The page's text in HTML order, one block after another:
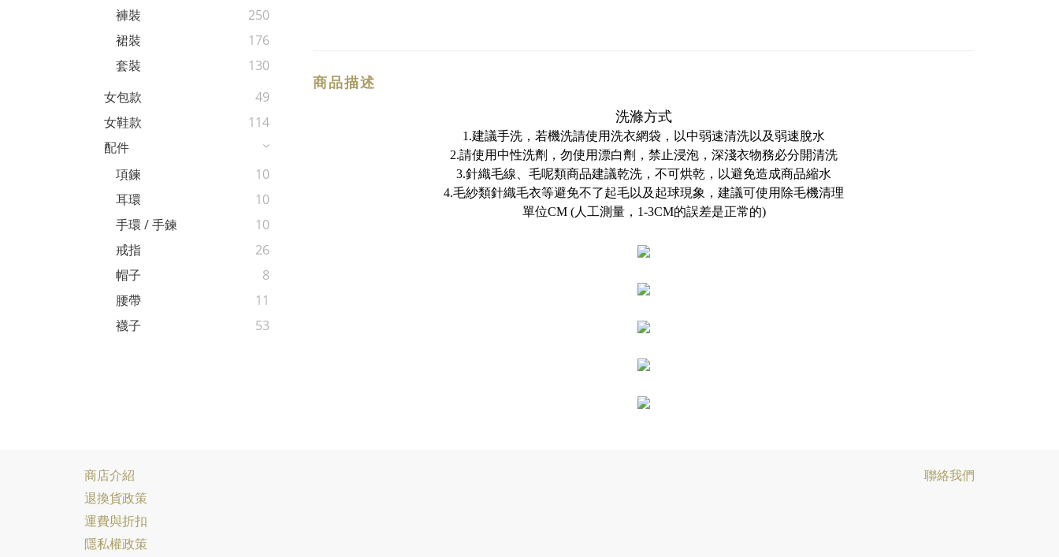
褲裝
250
裙裝
176
套裝
130
女包款
49
女鞋款
114
配件
項鍊
10
耳環
10
手環 / 手鍊
10
戒指
26
帽子
8
腰帶
11
襪子
53
商品描述
洗滌方式
1.建議手洗，若機洗請使用洗衣網袋，以中弱速清洗以及弱速脫水
2.請使用中性洗劑，勿使用漂白劑，禁止浸泡，深淺衣物務必分開清洗
3.針織毛線、毛呢類商品建議乾洗，不可烘乾，以避免造成商品縮水
4.毛紗類針織毛衣等避免不了起毛以及起球現象，建議可使用除毛機清理
單位CM (人工測量，1-3CM的誤差是正常的)
商店介紹
退換貨政策
運費與折扣
隱私權政策
聯絡我們